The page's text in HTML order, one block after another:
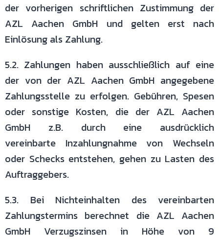
der vorherigen schriftlichen Zustimmung der
AZL Aachen GmbH und gelten erst nach
Einlösung als Zahlung.
5.2. Zahlungen haben ausschließlich auf eine
der von der AZL Aachen GmbH angegebene
Zahlungsstelle zu erfolgen. Gebühren, Spesen
oder sonstige Kosten, die der AZL Aachen
GmbH z.B. durch eine ausdrücklich
vereinbarte Inzahlungnahme von Wechseln
oder Schecks entstehen, gehen zu Lasten des
Auftraggebers.
5.3. Bei Nichteinhalten des vereinbarten
Zahlungstermins berechnet die AZL Aachen
GmbH Verzugszinsen in Höhe von 9